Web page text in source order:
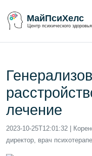
МайПсиХелс
Центр психического здоровья
лечение
2023-10-25T12:01:32 |
директор, врач